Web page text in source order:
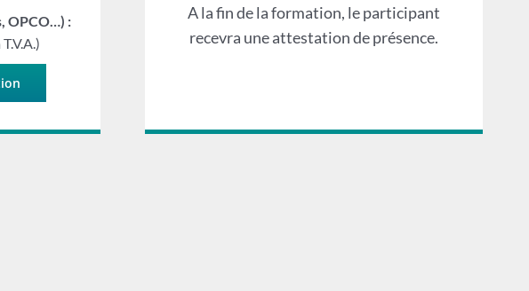
OPCO…) :
A la fin de la formation, le participant
recevra une attestation de présence.